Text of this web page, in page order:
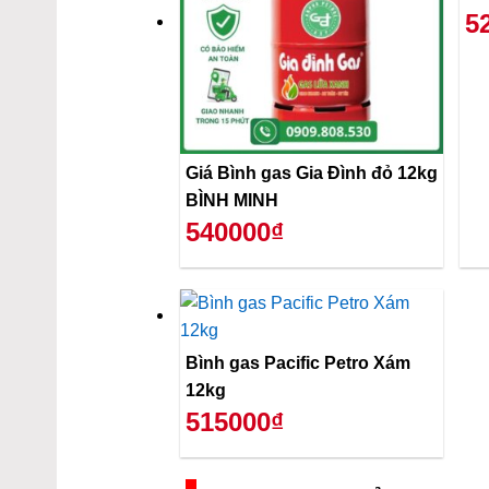
Giá Bình gas Gia Đình đỏ 12kg
BÌNH MINH
540000₫
Bình gas Pacific Petro Xám
12kg
515000₫